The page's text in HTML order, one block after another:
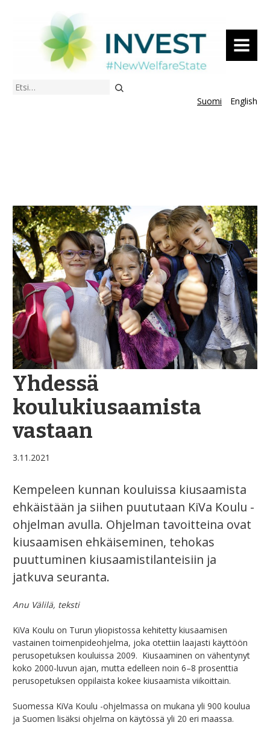
VALIKKO
Etsi
Suomi
English
Yhdessä
koulukiusaamista
vastaan
3.11.2021
Kempeleen kunnan kouluissa kiusaamista
ehkäistään ja siihen puututaan KiVa Koulu -
ohjelman avulla. Ohjelman tavoitteina ovat
kiusaamisen ehkäiseminen, tehokas
puuttuminen kiusaamistilanteisiin ja
jatkuva seuranta.
Anu Välilä, teksti
KiVa Koulu on Turun yliopistossa kehitetty kiusaamisen
vastainen toimenpideohjelma, joka otettiin laajasti käyttöön
perusopetuksen kouluissa 2009. Kiusaaminen on vähentynyt
koko 2000-luvun ajan, mutta edelleen noin 6–8 prosenttia
perusopetuksen oppilaista kokee kiusaamista viikoittain.
Suomessa KiVa Koulu -ohjelmassa on mukana yli 900 koulua
ja Suomen lisäksi ohjelma on käytössä yli 20 eri maassa.